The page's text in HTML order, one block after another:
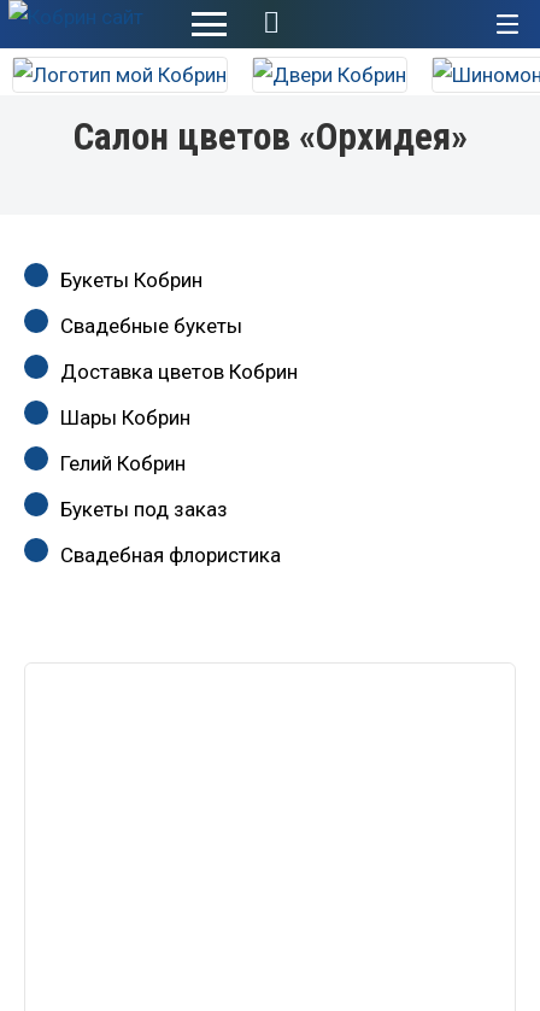
Салон цветов «Орхидея»
Букеты Кобрин
Свадебные букеты
Доставка цветов Кобрин
Шары Кобрин
Гелий Кобрин
Букеты под заказ
Свадебная флористика